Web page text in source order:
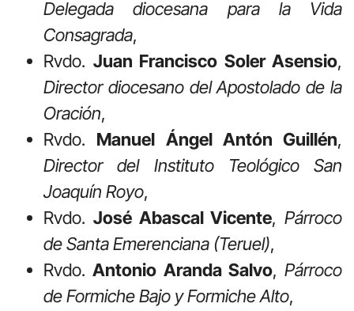
Delegada diocesana para la Vida
Consagrada,
Rvdo. Juan Francisco Soler Asensio,
Director diocesano del Apostolado de la
Oración,
Rvdo. Manuel Ángel Antón Guillén,
Director del Instituto Teológico San
Joaquín Royo,
Rvdo. José Abascal Vicente, Párroco
de Santa Emerenciana (Teruel),
Rvdo.Antonio Aranda Salvo, Párroco
de Formiche Bajo y Formiche Alto,